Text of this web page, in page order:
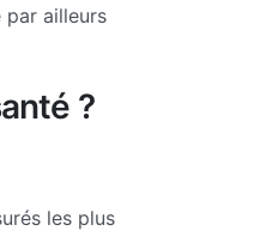
par ailleurs
?
les plus